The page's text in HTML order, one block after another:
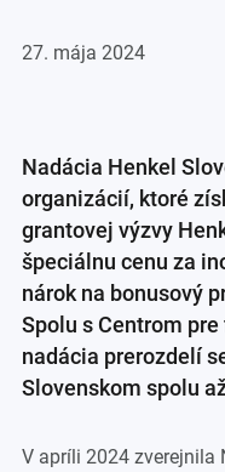
27. mája 2024
Nadácia Henkel
organizácií, ktoré
grantovej výzvy
špeciálnu cenu za
nárok na bonusový
Spolu s Centrom
nadácia prerozdelí
Slovenskom spolu
V apríli 2024 zverejnila